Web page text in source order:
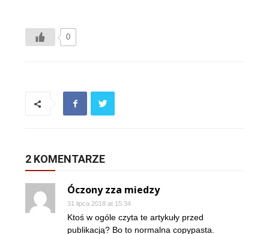
0
2 KOMENTARZE
Óczony zza miedzy
31 lipca 2018 at 15:34
Ktoś w ogóle czyta te artykuły przed
publikacją? Bo to normalna copypasta.